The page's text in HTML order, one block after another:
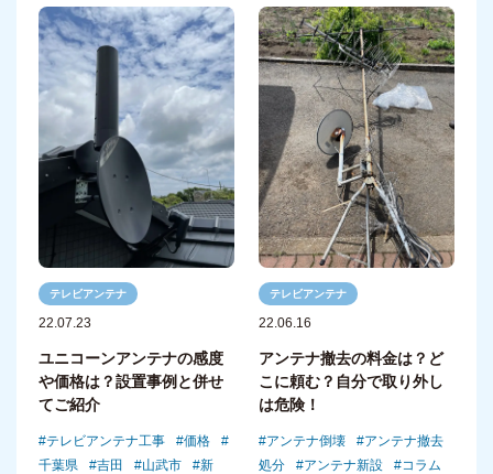
テレビアンテナ
22.07.23
ユニコーンアンテナの感度
や価格は？設置事例と併せ
てご紹介
テレビアンテナ工事
価格
千葉県
吉田 山武市
新
テレビアンテナ
22.06.16
アンテナ撤去の料金は？ど
こに頼む？自分で取り外し
は危険！
アンテナ倒壊
アンテナ撤去
処分
アンテナ新設
コラム